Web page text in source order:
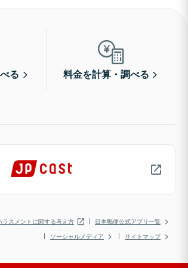
る 料金を計算・調べる
ラスメントに関する考え方
日本郵便公式アプリ一覧
ソーシャルメディア
サイトマップ